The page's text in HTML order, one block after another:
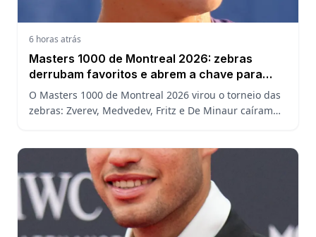
6 horas atrás
Masters 1000 de Montreal 2026: zebras
derrubam favoritos e abrem a chave para
João Fonseca
O Masters 1000 de Montreal 2026 virou o torneio das
zebras: Zverev, Medvedev, Fritz e De Minaur caíram